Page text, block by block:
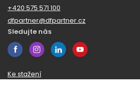
+420 575 571 100
dfpartner@dfpartner.cz
Sledujte nás
Ke stažení